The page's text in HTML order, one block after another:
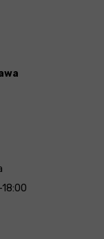
18:00